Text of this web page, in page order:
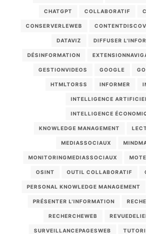
CHATGPT COLLABORATIF
CONSERVERLEWEB
DATAVIZ DIFFUSER
DÉSINFORMATION
GESTIONVIDEOS GOOGLE
HTMLTORSS INFORMER
INTELLIGENCE
INTELLIGENCE
KNOWLEDGE MANAGEMENT
MEDIASSOCIAUX
MONITORINGMEDIASSOCIAUX
OSINT OUTIL COLLABORATIF
PERSONAL KNOWLEDGE MANAGEMENT
PRÉSENTER L'INFORMATION
RECHERCHEWEB
SURVEILLANCEPAGESWEB